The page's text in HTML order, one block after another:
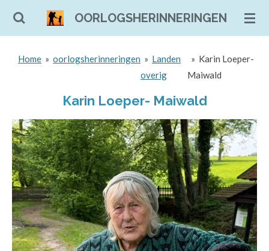
Ga
OORLOGSHERINNERINGEN
Home » oorlogsherinneringen » Landen
overig
» Karin Loeper-
Maiwald
Karin Loeper- Maiwald